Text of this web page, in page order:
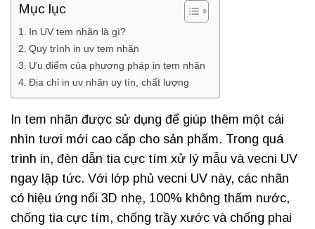
Mục lục
In UV tem nhãn là gì?
Quy trình in uv tem nhãn
Ưu điểm của phương pháp in tem nhãn
Địa chỉ in uv nhãn uy tín, chất lượng
In tem nhãn được sử dụng để giúp thêm một cái
nhìn tươi mới cao cấp cho sản phẩm. Trong quá
trình in, đèn dẫn tia cực tím xử lý mẫu và vecni UV
ngay lập tức. Với lớp phủ vecni UV này, các nhãn
có hiệu ứng nổi 3D nhẹ, 100% không thấm nước,
chống tia cực tím, chống trầy xước và chống phai